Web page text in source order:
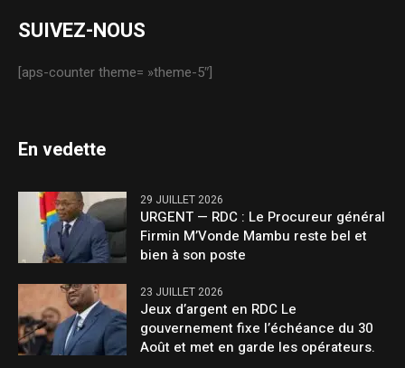
SUIVEZ-NOUS
[aps-counter theme= »theme-5″]
En vedette
29 JUILLET 2026
URGENT — RDC : Le Procureur général
Firmin M’Vonde Mambu reste bel et
bien à son poste
23 JUILLET 2026
Jeux d’argent en RDC Le
gouvernement fixe l’échéance du 30
Août et met en garde les opérateurs.